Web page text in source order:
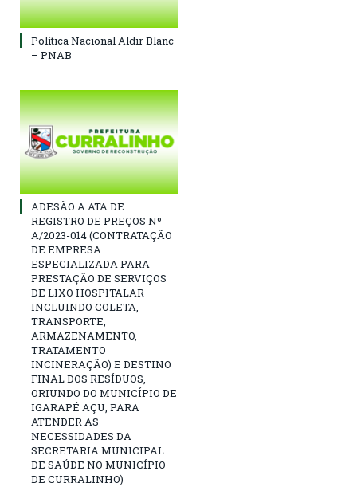
Política Nacional Aldir Blanc
– PNAB
ADESÃO A ATA DE
REGISTRO DE PREÇOS Nº
A/2023-014 (CONTRATAÇÃO
DE EMPRESA
ESPECIALIZADA PARA
PRESTAÇÃO DE SERVIÇOS
DE LIXO HOSPITALAR
INCLUINDO COLETA,
TRANSPORTE,
ARMAZENAMENTO,
TRATAMENTO
INCINERAÇÃO) E DESTINO
FINAL DOS RESÍDUOS,
ORIUNDO DO MUNICÍPIO DE
IGARAPÉ AÇU, PARA
ATENDER AS
NECESSIDADES DA
SECRETARIA MUNICIPAL
DE SAÚDE NO MUNICÍPIO
DE CURRALINHO)